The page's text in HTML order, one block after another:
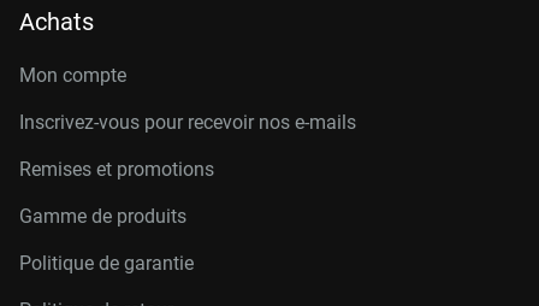
Achats
Mon compte
Inscrivez-vous pour recevoir nos e-mails
Remises et promotions
Gamme de produits
Politique de garantie